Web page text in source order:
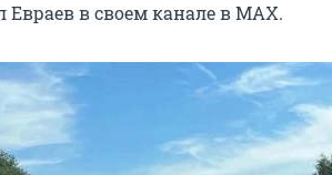
в своем канале в MAX.